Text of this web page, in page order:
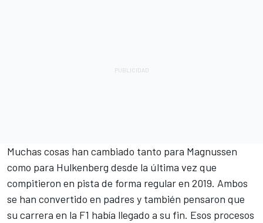
Muchas cosas han cambiado tanto para Magnussen
como para Hulkenberg desde la última vez que
compitieron en pista de forma regular en 2019. Ambos
se han convertido en padres y también pensaron que
su carrera en la F1 había llegado a su fin. Esos procesos